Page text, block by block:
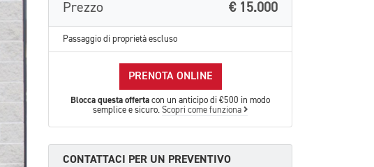
Prezzo € 15.000
Passaggio di proprietà escluso
PRENOTA ONLINE
Blocca questa offerta con un anticipo di €500 in modo
semplice e sicuro. Scopri come funziona
CONTATTACI PER UN PREVENTIVO